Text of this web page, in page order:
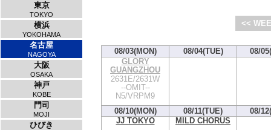
東京
TOKYO
横浜
YOKOHAMA
名古屋
NAGOYA
大阪
OSAKA
神戸
KOBE
門司
MOJI
ひびき
<<
08/03(MON) 08/04(TUE)
08/
GLORY
GUANGZHOU
2631E/2631W
--OMIT--
N5/VRPM9
08/10(MON)
08/11(TUE)
08/
JJ TOKYO
MILD CHORUS